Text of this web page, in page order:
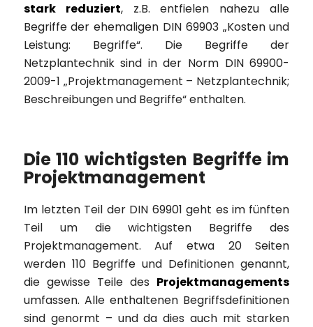
stark reduziert, z.B. entfielen nahezu alle
Begriffe der ehemaligen DIN 69903 „Kosten und
Leistung: Begriffe“. Die Begriffe der
Netzplantechnik sind in der Norm DIN 69900-
2009-1 „Projektmanagement – Netzplantechnik;
Beschreibungen und Begriffe“ enthalten.
Die 110 wichtigsten Begriffe im
Projektmanagement
Im letzten Teil der DIN 69901 geht es im fünften
Teil um die wichtigsten Begriffe des
Projektmanagement. Auf etwa 20 Seiten
werden 110 Begriffe und Definitionen genannt,
die gewisse Teile des Projektmanagements
umfassen. Alle enthaltenen Begriffsdefinitionen
sind genormt – und da dies auch mit starken